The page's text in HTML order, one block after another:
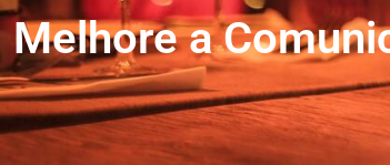
Melhore a